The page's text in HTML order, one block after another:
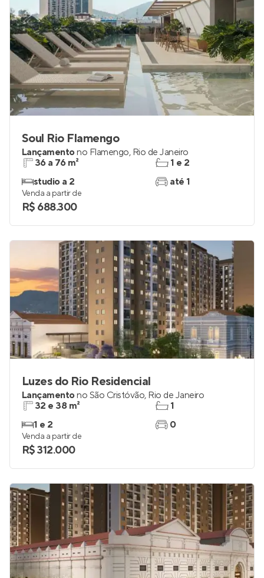
Soul Rio Flamengo
Lançamentono Flamengo, Rio de Janeiro
36 a 76 m²
studio a 2
1 e 2
até 1
Venda a partir de
R$ 688.300
Luzes do Rio Residencial
Lançamentono São Cristóvão, Rio de Janeiro
32 e 38 m²
1 e 2
1
0
Venda a partir de
R$ 312.000